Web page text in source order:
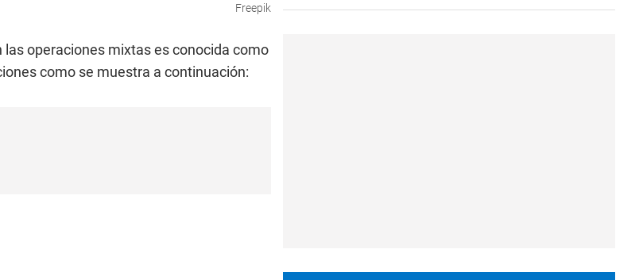
Freepik
operaciones mixtas es conocida como
como se muestra a continuación: